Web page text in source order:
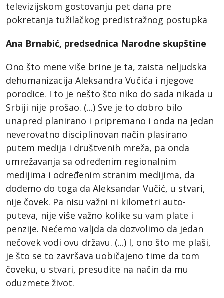
televizijskom gostovanju pet dana pre
pokretanja tužilačkog predistražnog postupka
Ana Brnabić, predsednica Narodne skupštine
Ono što mene više brine je ta, zaista neljudska
dehumanizacija Aleksandra Vučića i njegove
porodice. I to je nešto što niko do sada nikada u
Srbiji nije prošao. (...) Sve je to dobro bilo
unapred planirano i pripremano i onda na jedan
neverovatno disciplinovan način plasirano
putem medija i društvenih mreža, pa onda
umrežavanja sa određenim regionalnim
medijima i određenim stranim medijima, da
dođemo do toga da Aleksandar Vučić, u stvari,
nije čovek. Pa nisu važni ni kilometri auto-
puteva, nije više važno kolike su vam plate i
penzije. Nećemo valjda da dozvolimo da jedan
nečovek vodi ovu državu. (...) I, ono što me plaši,
je što se to završava uobičajeno time da tom
čoveku, u stvari, presudite na način da mu
oduzmete život.